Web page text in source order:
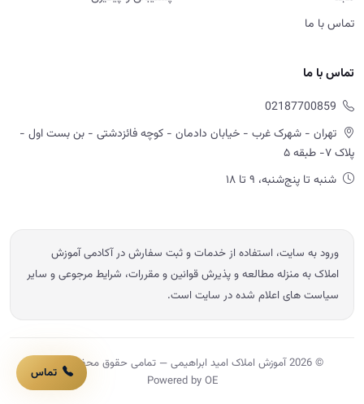
تماس با ما
تماس با ما
02187700859
تهران - شهرک غرب - خیابان دادمان - کوچه فائزدشتی - بن بست اول -
پلاک ۷- طبقه ۵
شنبه تا پنج‌شنبه، ۹ تا ۱۸
ورود به سایت، استفاده از خدمات و ثبت سفارش در آکادمی آموزش
املاک به منزله مطالعه و پذیرش قوانین و مقررات، شرایط مرجوعی و سایر
سیاست های اعلام شده در سایت است.
© 2026 آموزش املاک امید ابراهیمی — تمامی حقوق محفوظ است.
Powered by OE
تماس